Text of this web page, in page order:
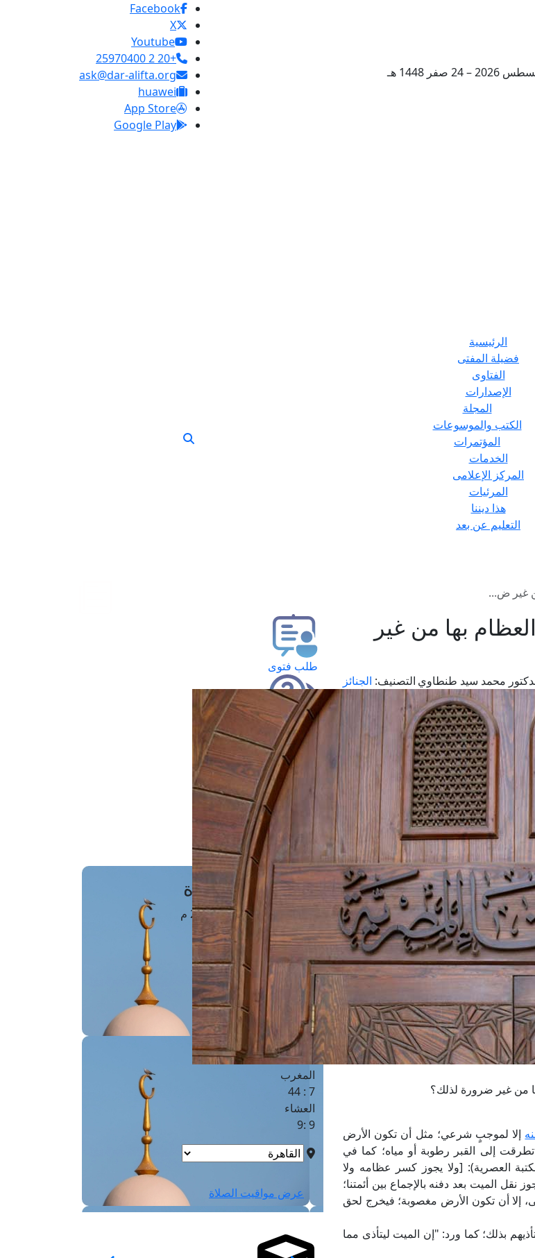
Facebook
X
Youtube
+20 2 25970400
ask@dar-alifta.org
huawei
App Store
Google Play
الرئيسية
فضيلة المفتى
الفتاوى
الإصدارات
المجلة
الكتب والموسوعات
المؤتمرات
الخدمات
المركز الإعلامى
المرئيات
هذا ديننا
التعليم عن بعد
غير ض...
بها من غير
محمد سيد طنطاوي التصنيف: الجنائز
من غير ضرورة لذلك؟
إلا لموجبٍ شرعي؛ مثل أن تكون الأرض
إلى القبر رطوبة أو مياه؛ كما في
وفي "مراقي الفلاح" للشرنبلالي (ص: 227، ط. المكتبة العصرية): [ولا يجوز كسر عظامه ولا
نقل الميت بعد دفنه بالإجماع بين أئمتنا؛
إلا أن تكون الأرض مغصوبة؛ فيخرج لحق
بذلك؛ كما ورد: "إن الميت ليتأذى مما
طلب فتوى
استعلام عن فتوى
حجز موعد
الفتوى الهاتفية
مَواقِيتُ الصَّـــلاة
القاهرة · 07 أغسطس 2026 م
الفجر
4 :41
الشروق
6 :17
الظهر
1 : 1
العصر
4:38
المغرب
7 : 44
العشاء
9 :9
عرض مواقيت الصلاة